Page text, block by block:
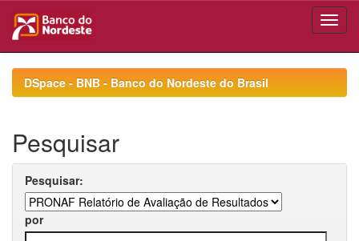
navigationDSpace - BNB - Banco do Nordeste do Brasil
Pesquisar
Pesquisar:
por